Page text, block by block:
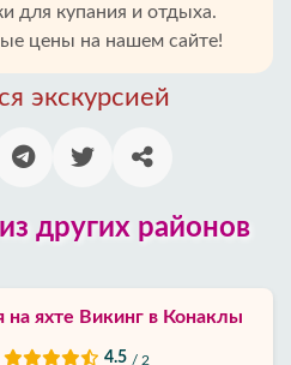
для купания и отдыха.
цены на нашем сайте!
экскурсией
других районов
на яхте Викинг в Конаклы
4.5 / 2